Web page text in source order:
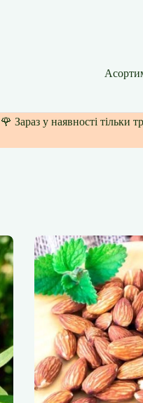
🌹 Зараз у наявності тільки